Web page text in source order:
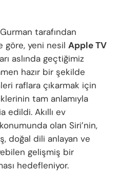
tarafından
göre, yeni nesil Apple TV
aslında geçtiğimiz
hazır bir şekilde
raflara çıkarmak için
tam anlamıyla
edildi. Akıllı ev
olan Siri’nin,
doğal dili anlayan ve
gelişmiş bir
hedefleniyor.